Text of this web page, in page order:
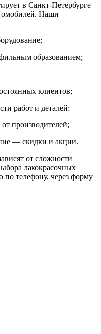
в Санкт-Петербурге
Наши
образованием;
клиентов;
работ и деталей;
производителей;
— скидки и акции.
от сложности
лакокрасочных
по телефону, через форму